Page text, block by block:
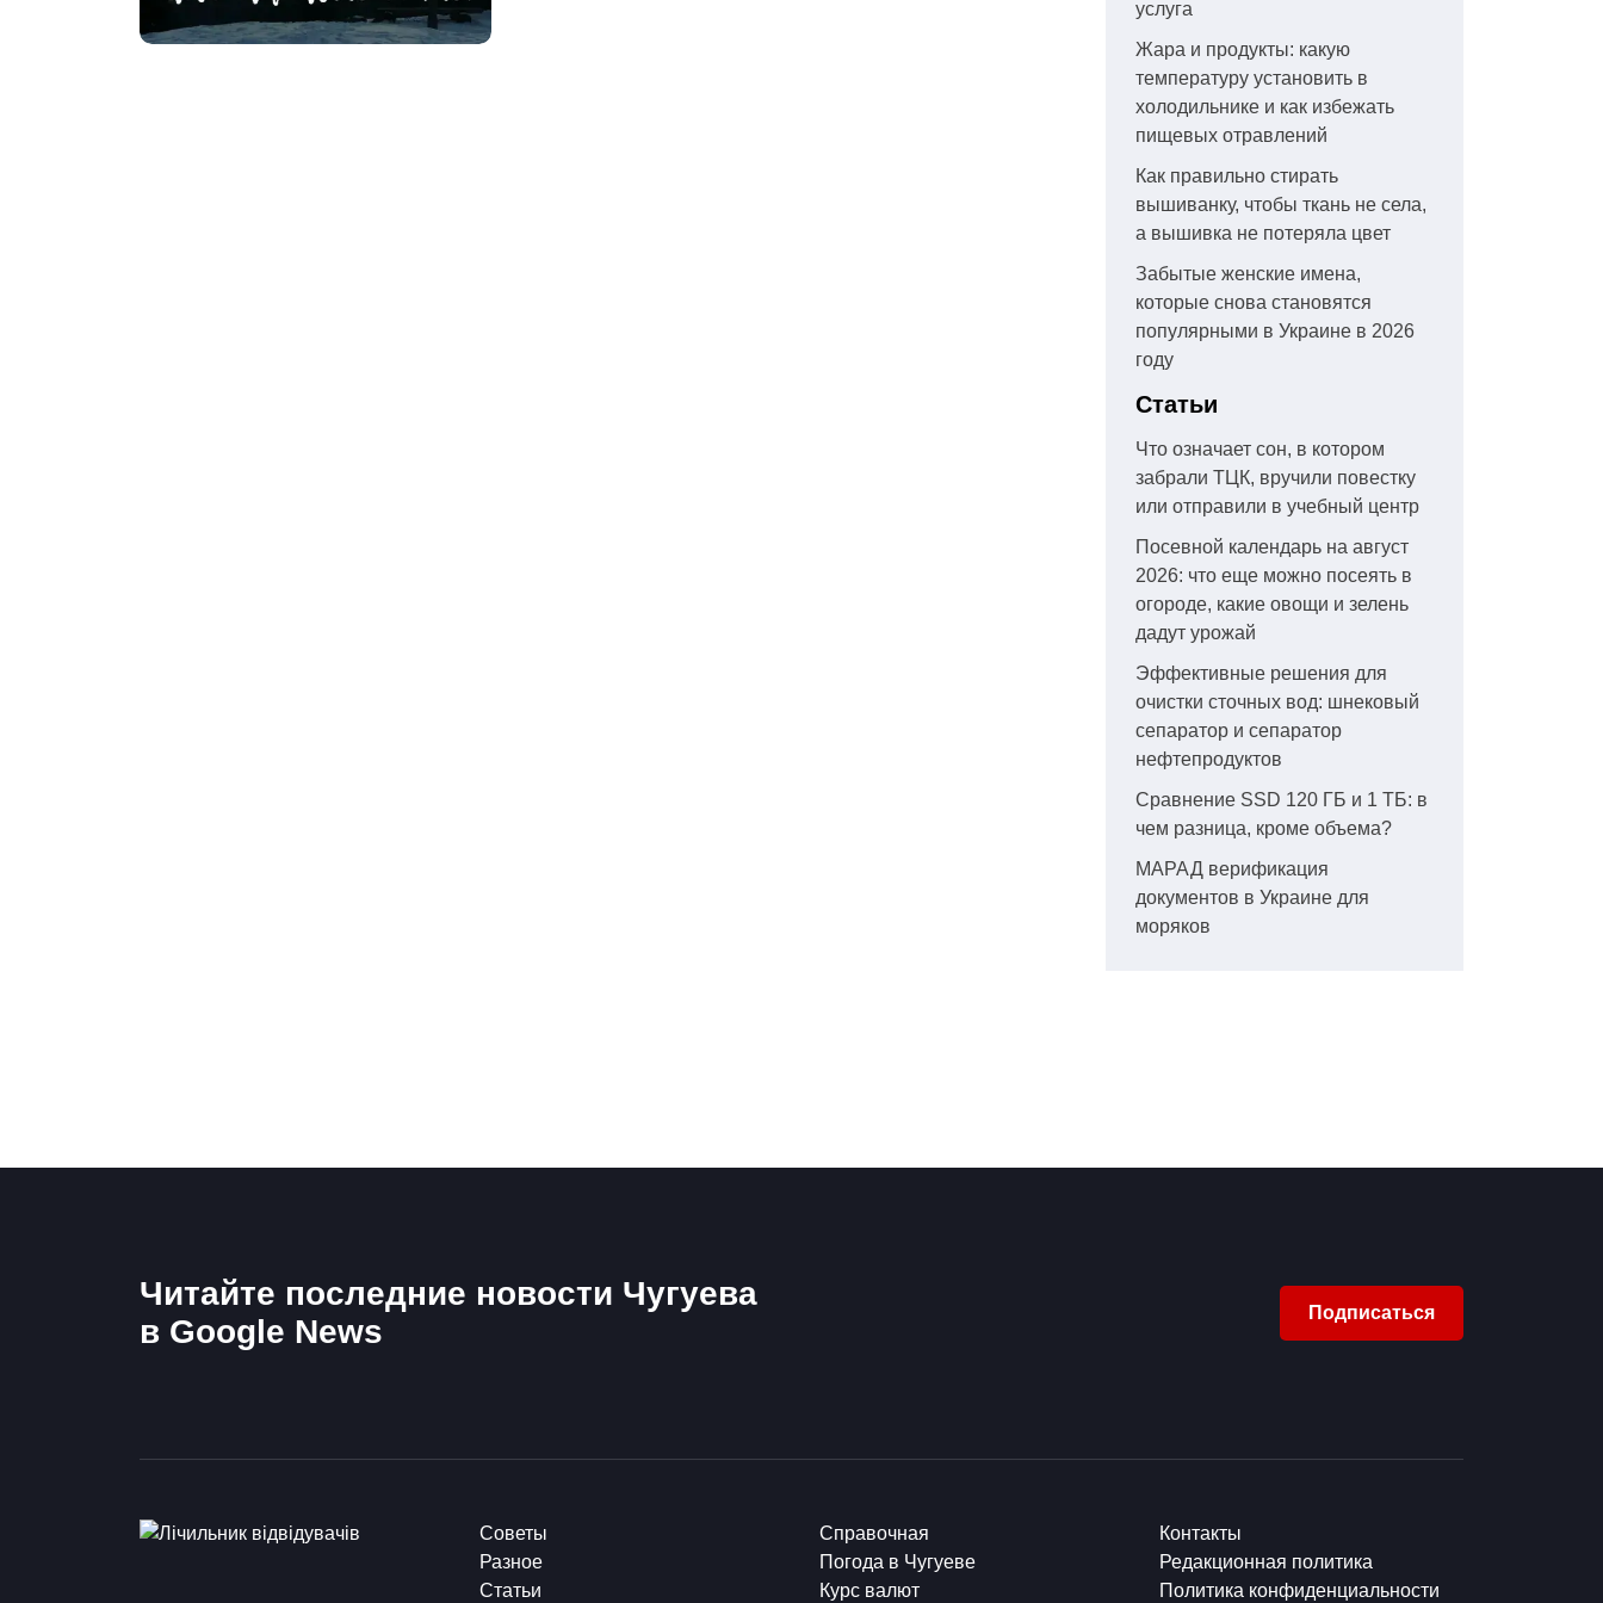
услуга
Жара и продукты: какую
температуру установить в
холодильнике и как избежать
пищевых отравлений
Как правильно стирать
вышиванку, чтобы ткань не села,
а вышивка не потеряла цвет
Забытые женские имена,
которые снова становятся
популярными в Украине в 2026
году
Статьи
Что означает сон, в котором
забрали ТЦК, вручили повестку
или отправили в учебный центр
Посевной календарь на август
2026: что еще можно посеять в
огороде, какие овощи и зелень
дадут урожай
Эффективные решения для
очистки сточных вод: шнековый
сепаратор и сепаратор
нефтепродуктов
Сравнение SSD 120 ГБ и 1 ТБ: в
чем разница, кроме объема?
МАРАД верификация
документов в Украине для
моряков
Читайте последние новости Чугуева
в Google News
Подписаться
Советы
Разное
Статьи
Справочная
Погода в Чугуеве
Курс валют
Контакты
Редакционная политика
Политика конфиденциальности